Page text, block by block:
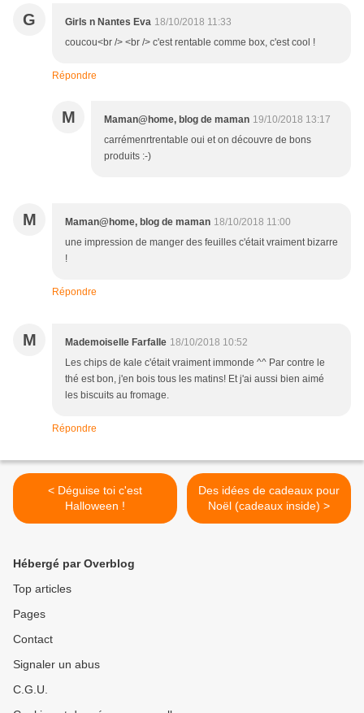
G Girls n Nantes Eva 18/10/2018 11:33
coucou<br /> <br /> c'est rentable comme box, c'est cool !
Répondre
M Maman@home, blog de maman 19/10/2018 13:17
carrémenrtrentable oui et on découvre de bons
produits :-)
M Maman@home, blog de maman 18/10/2018 11:00
une impression de manger des feuilles c'était vraiment bizarre
!
Répondre
M Mademoiselle Farfalle 18/10/2018 10:52
Les chips de kale c'était vraiment immonde ^^ Par contre le
thé est bon, j'en bois tous les matins! Et j'ai aussi bien aimé
les biscuits au fromage.
Répondre
< Déguise toi c'est
Halloween !
Des idées de cadeaux pour
Noël (cadeaux inside) >
Hébergé par Overblog
Top articles
Pages
Contact
Signaler un abus
C.G.U.